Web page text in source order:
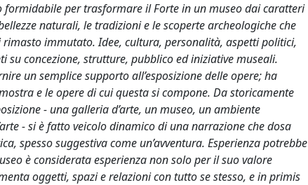
per trasformare il Forte in un museo dai caratteri
naturali, le tradizioni e le scoperte archeologiche che
immutato. Idee, cultura, personalità, aspetti politici,
concezione, strutture, pubblico ed iniziative museali.
un semplice supporto all’esposizione delle opere; ha
e le opere di cui questa si compone. Da storicamente
- una galleria d’arte, un museo, un ambiente
- si è fatto veicolo dinamico di una narrazione che dosa
spesso suggestiva come un’avventura. Esperienza potrebbe
è considerata esperienza non solo per il suo valore
oggetti, spazi e relazioni con tutto se stesso, e in primis